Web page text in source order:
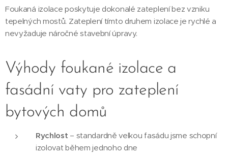
Foukaná izolace poskytuje dokonalé zateplení bez vzniku
tepelných mostů. Zateplení tímto druhem izolace je rychlé a
nevyžaduje náročné stavební úpravy.
Výhody foukané izolace a
fasádní vaty pro zateplení
bytových domů
Rychlost – standardně velkou fasádu jsme schopní
izolovat během jednoho dne